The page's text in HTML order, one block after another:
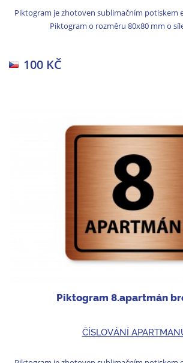
Piktogram je zhotoven sublimačním potiskem
Piktogram o rozměru 80x80 mm o
100 KČ
Piktogram 8.apartmán
ČÍSLOVÁNÍ